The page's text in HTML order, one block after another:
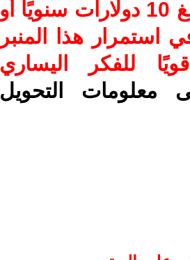
ساهم/ي معنا! بدعمكم بمبلغ 10 دولارات سنويًا أو
استمرار هذا المنبر
للفكر اليساري
معلومات التحويل